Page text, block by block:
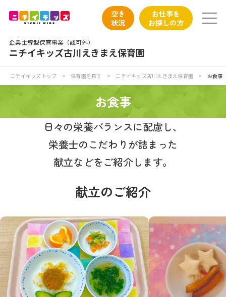
企業主導型保育事業（認可外）
ニチイキッズ古川えきまえ保育園
空き
状況
お仕事を
お探しの方
お食事
保育園見学
写真販売サービス
各種書類
お仕事をお探しの方
ニチイキッズトップ > 保育園を探す > ニチイキッズ古川えきまえ保育園 > お食事
お食事
日々の栄養バランスに配慮し、
栄養士のこだわりが詰まった
献立などをご紹介します。
献立のご紹介